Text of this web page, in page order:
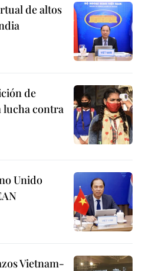
de altos
de
lucha contra
Unido
Vietnam-